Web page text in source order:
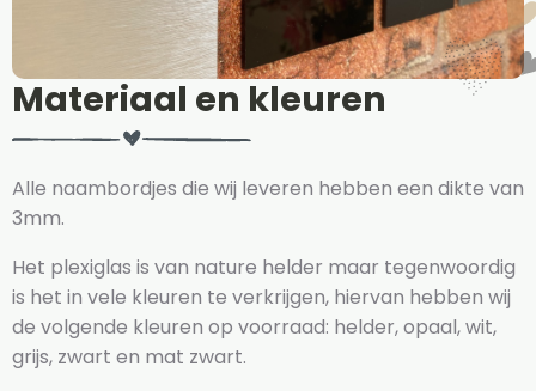
Materiaal en kleuren
Alle naambordjes die wij leveren hebben een dikte van
3mm.
Het plexiglas is van nature helder maar tegenwoordig
is het in vele kleuren te verkrijgen, hiervan hebben wij
de volgende kleuren op voorraad: helder, opaal, wit,
grijs, zwart en mat zwart.